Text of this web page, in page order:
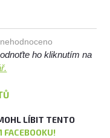
ho kliknutím na
LÍBIT TENTO
FACEBOOKU!